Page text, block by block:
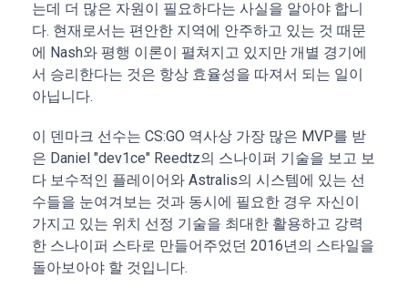
는데 더 많은 자원이 필요하다는 사실을 알아야 합니
다. 현재로서는 편안한 지역에 안주하고 있는 것 때문
에 Nash와 평행 이론이 펼쳐지고 있지만 개별 경기에
서 승리한다는 것은 항상 효율성을 따져서 되는 일이
아닙니다.
이 덴마크 선수는 CS:GO 역사상 가장 많은 MVP를 받
은 Daniel "dev1ce" Reedtz의 스나이퍼 기술을 보고 보
다 보수적인 플레이어와 Astralis의 시스템에 있는 선
수들을 눈여겨보는 것과 동시에 필요한 경우 자신이
가지고 있는 위치 선정 기술을 최대한 활용하고 강력
한 스나이퍼 스타로 만들어주었던 2016년의 스타일을
돌아보아야 할 것입니다.